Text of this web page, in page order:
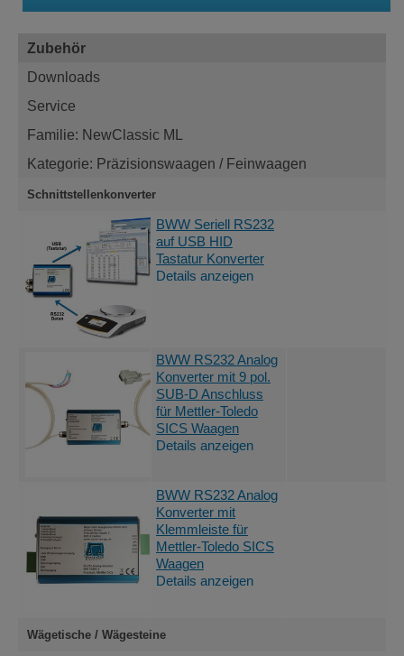
Zubehör
Downloads
Service
Familie: NewClassic ML
Kategorie: Präzisionswaagen / Feinwaagen
Schnittstellenkonverter
BWW Seriell RS232
auf USB HID
Tastatur Konverter
Details anzeigen
BWW RS232 Analog
Konverter mit 9 pol.
SUB-D Anschluss
für Mettler-Toledo
SICS Waagen
Details anzeigen
BWW RS232 Analog
Konverter mit
Klemmleiste für
Mettler-Toledo SICS
Waagen
Details anzeigen
Wägetische / Wägesteine